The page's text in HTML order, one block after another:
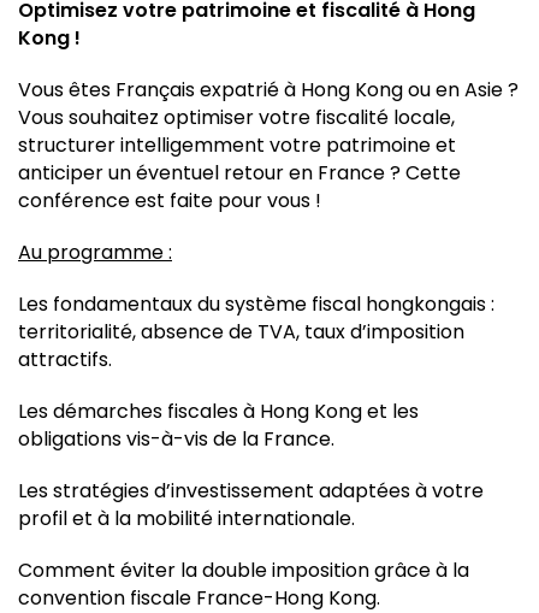
Optimisez votre patrimoine et fiscalité à Hong
Kong !
Vous êtes Français expatrié à Hong Kong ou en Asie ?
Vous souhaitez optimiser votre fiscalité locale,
structurer intelligemment votre patrimoine et
anticiper un éventuel retour en France ? Cette
conférence est faite pour vous !
Au programme :
Les fondamentaux du système fiscal hongkongais :
territorialité, absence de TVA, taux d’imposition
attractifs.
Les démarches fiscales à Hong Kong et les
obligations vis-à-vis de la France.
Les stratégies d’investissement adaptées à votre
profil et à la mobilité internationale.
Comment éviter la double imposition grâce à la
convention fiscale France-Hong Kong.